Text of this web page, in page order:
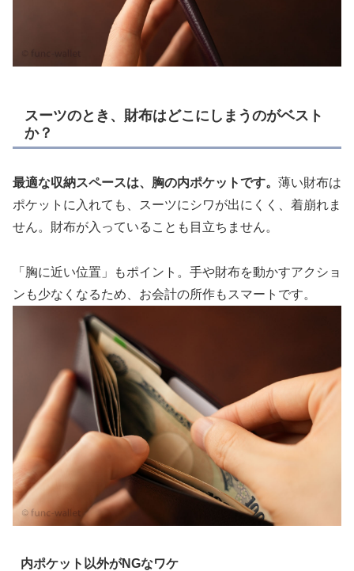
スーツのとき、財布はどこにしまうのがベスト
か？
最適な収納スペースは、胸の内ポケットです。 薄い財布は
ポケットに入れても、スーツにシワが出にくく、着崩れま
せん。財布が入っていることも目立ちません。
「胸に近い位置」もポイント。手や財布を動かすアクショ
ンも少なくなるため、お会計の所作もスマートです。
内ポケット以外がNGなワケ